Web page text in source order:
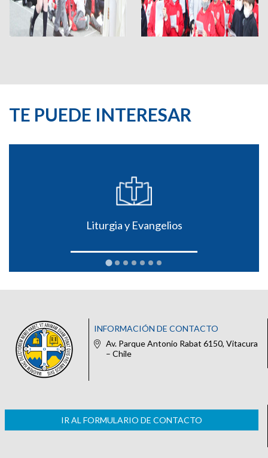
TE PUEDE INTERESAR
Liturgia y Evangelios
INFORMACIÓN DE CONTACTO
Av. Parque Antonio Rabat 6150, Vitacura
– Chile
IR AL FORMULARIO DE CONTACTO